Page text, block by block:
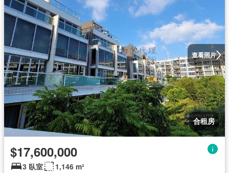
查看照片
合租房
$17,600,000
3 臥室 1,146 m²